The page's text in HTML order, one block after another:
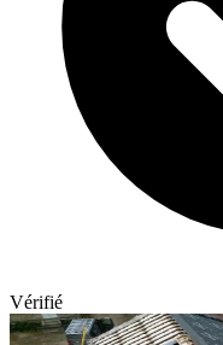
Vérifié